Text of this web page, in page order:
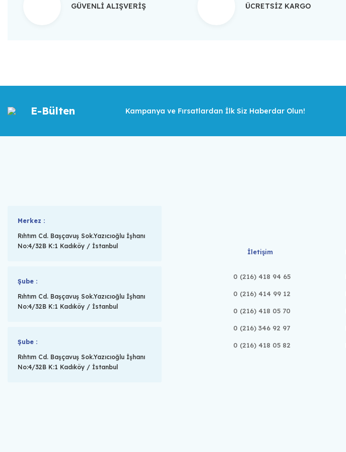
GÜVENLİ ALIŞVERİŞ ÜCRETSİZ KARGO
E-Bülten Kampanya ve Fırsatlardan İlk Siz Haberdar Olun!
Merkez :
Rıhtım Cd. Başçavuş Sok.Yazıcıoğlu İşhanı
No:4/32B K:1 Kadıköy / İstanbul
Şube :
Rıhtım Cd. Başçavuş Sok.Yazıcıoğlu İşhanı
No:4/32B K:1 Kadıköy / İstanbul
Şube :
Rıhtım Cd. Başçavuş Sok.Yazıcıoğlu İşhanı
No:4/32B K:1 Kadıköy / İstanbul
İletişim
0 (216) 418 94 65
0 (216) 414 99 12
0 (216) 418 05 70
0 (216) 346 92 97
0 (216) 418 05 82